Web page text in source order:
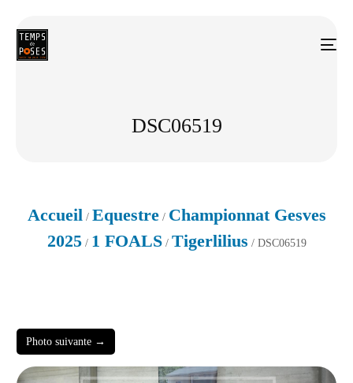
DSC06519
Accueil / Equestre/ Championnat Gesves
2025/ 1 FOALS/ Tigerlilius / DSC06519
Photo suivante →